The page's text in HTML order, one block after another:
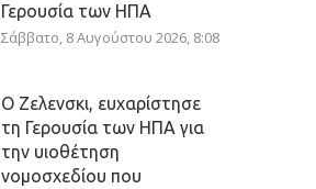
Γερουσία των ΗΠΑ
Σάββατο, 8 Αυγούστου 2026, 8:08
Ο Ζελενσκι, ευχαρίστησε
τη Γερουσία των ΗΠΑ για
την υιοθέτηση
νομοσχεδίου που